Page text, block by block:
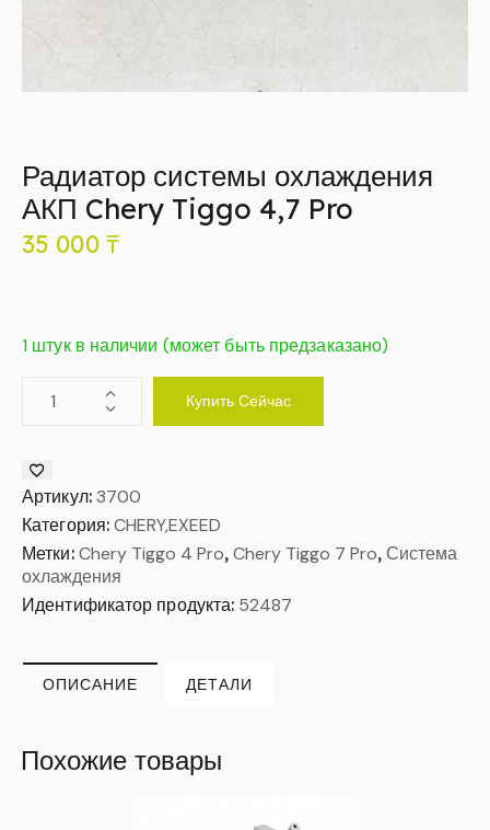
Радиатор системы охлаждения
АКП Chery Tiggo 4,7 Pro
35 000 ₸
1 штук в наличии (может быть предзаказано)
Купить Сейчас
Артикул: 3700
Категория:CHERY,EXEED
Метки: Chery Tiggo 4 Pro, Chery Tiggo 7 Pro,Система
охлаждения
Идентификатор продукта: 52487
ОПИСАНИЕ ДЕТАЛИ
Похожие товары